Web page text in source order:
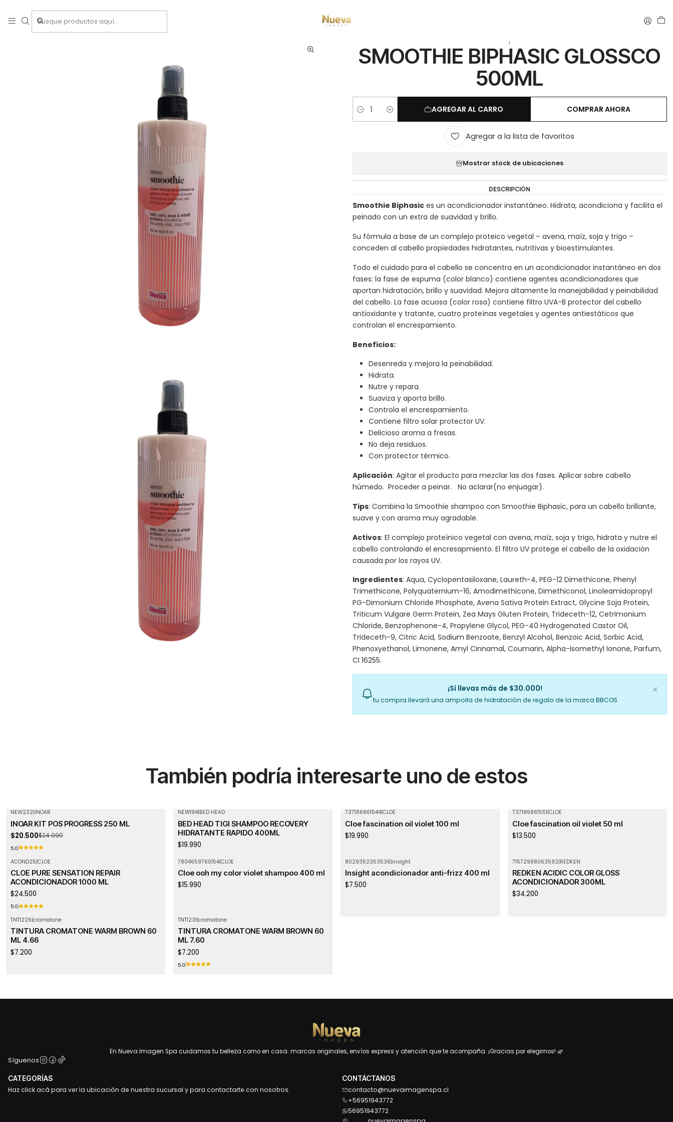
|
SMOOTHIE BIPHASIC GLOSSCO
500ML
Cantidad AGREGAR AL CARRO COMPRAR AHORA
Agregar a la lista de favoritos
Mostrar stock de ubicaciones
DESCRIPCIÓN
Smoothie Biphasices un acondicionador instantáneo. Hidrata, acondiciona y facilita el
peinado con un extra de suavidad y brillo.
Su fórmula a base de un complejo proteico vegetal – avena, maíz, soja y trigo –
conceden al cabello propiedades hidratantes, nutritivas y bioestimulantes.
Todo el cuidado para el cabello se concentra en un acondicionador instantáneo en dos
fases: la fase de espuma (color blanco) contiene agentes acondicionadores que
aportan hidratación, brillo y suavidad. Mejora altamente la manejabilidad y peinabilidad
del cabello. La fase acuosa (color rosa) contiene filtro UVA-B protector del cabello
antioxidante y tratante, cuatro proteínas vegetales y agentes antiestáticos que
controlan el encrespamiento.
Beneficios:
Desenreda y mejora la peinabilidad.
Hidrata.
Nutre y repara.
Suaviza y aporta brillo.
Controla el encrespamiento.
Contiene filtro solar protector UV.
Delicioso aroma a fresas.
No deja residuos.
Con protector térmico.
Aplicación: Agitar el producto para mezclar las dos fases. Aplicar sobre cabello
húmedo. Proceder a peinar. No aclarar(no enjuagar).
Tips: Combina la Smoothie shampoo con Smoothie Biphasic, para un cabello brillante,
suave y con aroma muy agradable.
Activos: El complejo proteínico vegetal con avena, maíz, soja y trigo, hidrata y nutre el
cabello controlando el encresapmiento. El filtro UV protege el cabello de la oxidación
causada por los rayos UV.
Ingredientes: Aqua, Cyclopentasiloxane, Laureth-4, PEG-12 Dimethicone, Phenyl
Trimethicone, Polyquaternium-16, Amodimethicone, Dimethiconol, Linoleamidopropyl
PG-Dimonium Chloride Phosphate, Avena Sativa Protein Extract, Glycine Soja Protein,
Triticum Vulgare Germ Protein, Zea Mays Gluten Protein, Trideceth-12, Cetrimonium
Chloride, Benzophenone-4, Propylene Glycol, PEG-40 Hydrogenated Castor Oil,
Trideceth-9, Citric Acid, Sodium Benzoate, Benzyl Alcohol, Benzoic Acid, Sorbic Acid,
Phenoxyethanol, Limonene, Amyl Cinnamal, Coumarin, Alpha-Isomethyl Ionone, Parfum,
CI 16255.
¡Sí llevas más de $30.000!
tu compra llevará una ampolla de hidratación de regalo de la marca BBCOS
También podría interesarte uno de estos
Agotado
NEW232|INOAR
INOAR KIT POS PROGRESS 250 ML
$20.500$24.990
5.0
NEW194|BED HEAD
BED HEAD TIGI SHAMPOO RECOVERY
HIDRATANTE RAPIDO 400ML
$19.990
737186861544|CLOE
Cloe fascination oil violet 100 ml
$19.990
737186861551|CLOE
Cloe fascination oil violet 50 ml
$13.500
ACOND25|CLOE
CLOE PURE SENSATION REPAIR
ACONDICIONADOR 1000 ML
$24.500
5.0
7804659760154|CLOE
Cloe ooh my color violet shampoo 400 ml
$15.990
8029352353536|insight
Insight acondicionador anti-frizz 400 ml
$7.500
71572988063592|REDKEN
REDKEN ACIDIC COLOR GLOSS
ACONDICIONADOR 300ML
$34.200
TNT1226|cromatone
TINTURA CROMATONE WARM BROWN 60
ML 4.66
$7.200
TNT1231|cromatone
TINTURA CROMATONE WARM BROWN 60
ML 7.60
$7.200
5.0
En Nueva Imagen Spa cuidamos tu belleza como en casa: marcas originales, envíos express y atención que te acompaña. ¡Gracias por elegirnos! 🌿
Síguenos
CATEGORÍAS
Haz click acá para ver la ubicación de nuestra sucursal y para contactarte con nosotros.
CONTÁCTANOS
contacto@nuevaimagenspa.cl
+56951943772
56951943772